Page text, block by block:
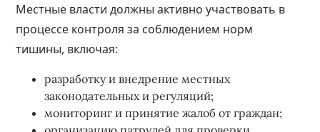
Местные власти должны активно участвовать в
процессе контроля за соблюдением норм
тишины, включая:
разработку и внедрение местных
законодательных и регуляций;
мониторинг и принятие жалоб от граждан;